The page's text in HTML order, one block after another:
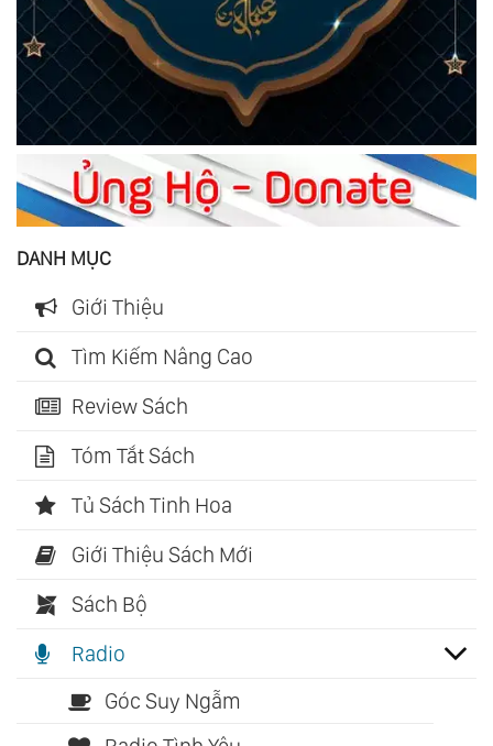
DANH MỤC
Giới Thiệu
Tìm Kiếm Nâng Cao
Review Sách
Tóm Tắt Sách
Tủ Sách Tinh Hoa
Giới Thiệu Sách Mới
Sách Bộ
Radio
Góc Suy Ngẫm